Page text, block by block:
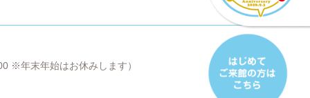
※年末年始はお休みします）